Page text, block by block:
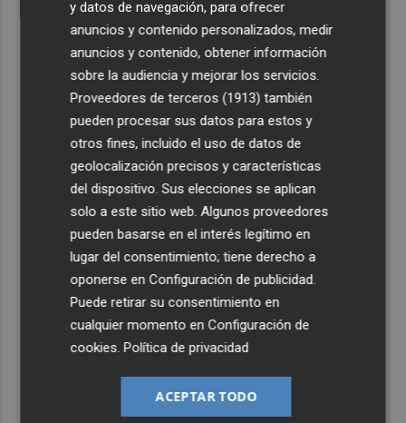
y datos de navegación, para ofrecer
anuncios y contenido personalizados, medir
anuncios y contenido, obtener información
sobre la audiencia y mejorar los servicios.
Proveedores de terceros (1913) también
pueden procesar sus datos para estos y
otros fines, incluido el uso de datos de
geolocalización precisos y características
del dispositivo. Sus elecciones se aplican
solo a este sitio web. Algunos proveedores
pueden basarse en el interés legítimo en
lugar del consentimiento; tiene derecho a
oponerse enConfiguración de publicidad
Puede retirar su consentimiento en
cualquier momento enConfiguración de
cookies .Política de privacidad
ACEPTAR TODO